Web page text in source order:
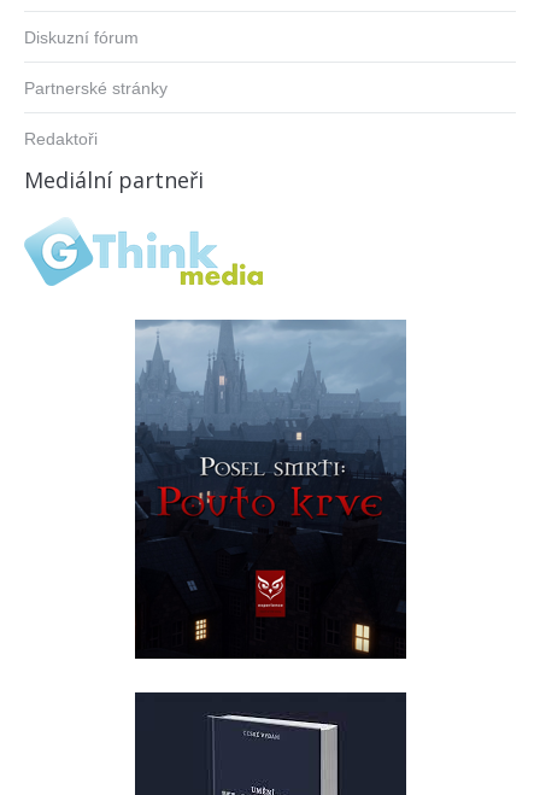
Diskuzní fórum
Partnerské stránky
Redaktoři
Mediální partneři